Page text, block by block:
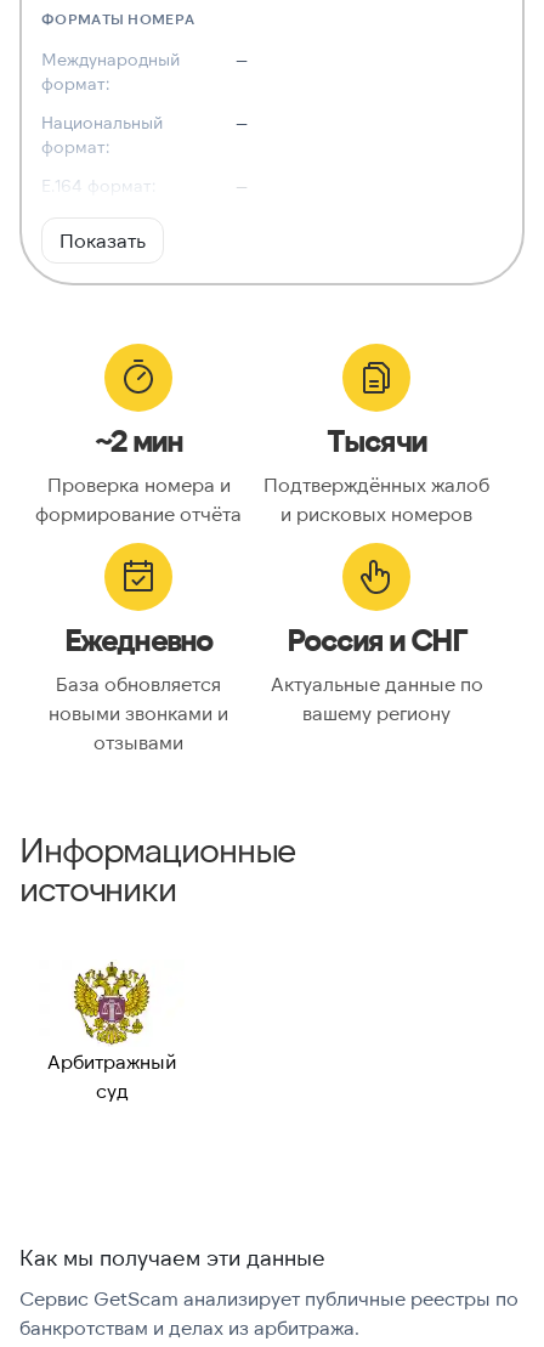
ФОРМАТЫ НОМЕРА
Международный
формат:
—
Национальный
формат:
—
E.164 формат:
—
RFC3966
формат:
Тип номера:
Оператор связи:
Национальный
Код страны:
ГЕОЛОКАЦИЯ
Географическое
описание:
Часовые пояса:
ВАЛИДАЦИЯ И ТИП
номер:
Можно набрать
Показать
~2 мин
Проверка номера и
формирование отчёта
Тысячи
Подтверждённых жалоб
и рисковых номеров
Ежедневно
База обновляется
новыми звонками и
отзывами
Россия и СНГ
Актуальные данные по
вашему региону
Информационные
источники
Арбитражный
суд
Как мы получаем эти данные
Сервис GetScam анализирует публичные реестры по
банкротствам и делах из арбитража.